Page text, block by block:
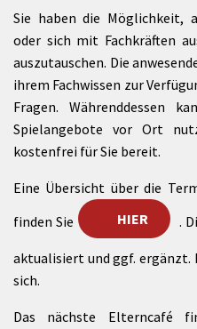
Sie haben die Möglichkeit,
oder sich mit Fachkräften
auszutauschen. Die
ihrem Fachwissen zur
Fragen. Währenddessen
Spielangebote vor Ort
kostenfrei für Sie bereit.
Eine Übersicht über die
finden Sie
HIER .
aktualisiert und ggf.
sich.
Das nächste Elterncafé